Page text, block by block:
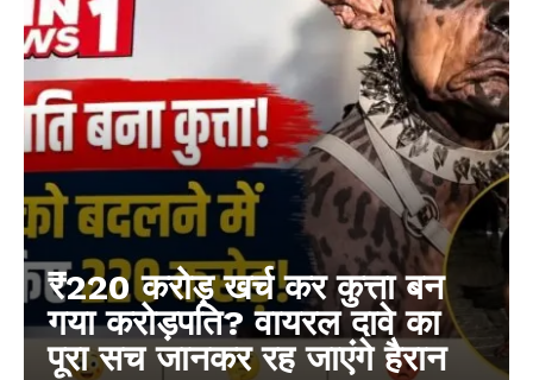
₹220 करोड़ खर्च कर कुत्ता बन
गया करोड़पति? वायरल दावे का
पूरा सच जानकर रह जाएंगे हैरान